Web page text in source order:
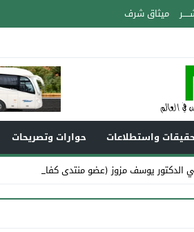
ميثاق شرف
واستطلاعات حوارات وتصريحات
الدكتور يوسف مزوز (عضو منتدى كفاءات تاونات)